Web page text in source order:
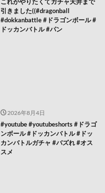
これがやりたくてガチャ天井まで
引きました((#dragonball
#dokkanbattle #ドラゴンボール #
ドッカンバトル #パン
2026年8月4日
#youtube #youtubeshorts #ドラゴ
ンボール #ドッカンバトル #ドッ
カンバトルガチャ #バズれ #オス
スメ